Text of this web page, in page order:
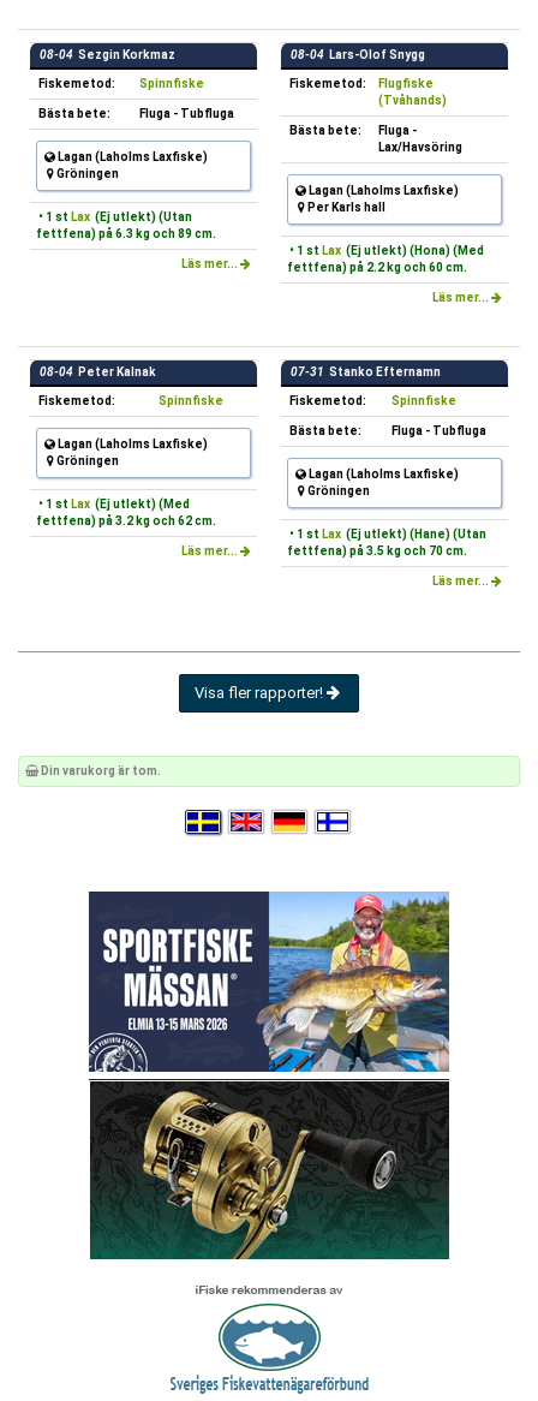
08-04 Sezgin Korkmaz
Fiskemetod: Spinnfiske
Bästa bete: Fluga - Tubfluga
Lagan (Laholms Laxfiske)
Gröningen
• 1 st Lax (Ej utlekt) (Utan
fettfena) på 6.3 kg och 89 cm.
Läs mer...
08-04 Lars-Olof Snygg
Fiskemetod:
Flugfiske
(Tvåhands)
Bästa bete:
Fluga -
Lax/Havsöring
Lagan (Laholms Laxfiske)
Per Karls hall
• 1 st Lax (Ej utlekt) (Hona) (Med
fettfena) på 2.2 kg och 60 cm.
Läs mer...
08-04 Peter Kalnak
Fiskemetod: Spinnfiske
Lagan (Laholms Laxfiske)
Gröningen
• 1 st Lax (Ej utlekt) (Med
fettfena) på 3.2 kg och 62 cm.
Läs mer...
07-31 Stanko Efternamn
Fiskemetod: Spinnfiske
Bästa bete: Fluga - Tubfluga
Lagan (Laholms Laxfiske)
Gröningen
• 1 st Lax (Ej utlekt) (Hane) (Utan
fettfena) på 3.5 kg och 70 cm.
Läs mer...
Visa fler rapporter!
Din varukorg är tom.